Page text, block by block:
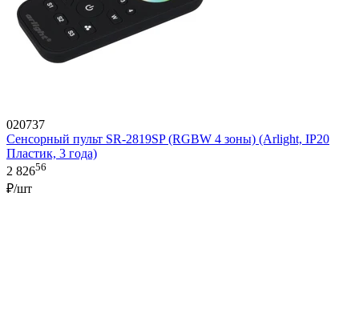
020737
Сенсорный пульт SR-2819SP (RGBW 4 зоны) (Arlight, IP20
Пластик, 3 года)
2 82656
₽/шт